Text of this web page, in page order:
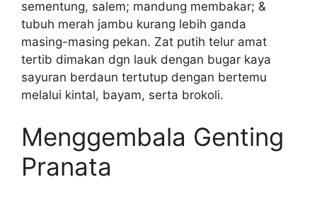
sementung, salem; mandung membakar; &
tubuh merah jambu kurang lebih ganda
masing-masing pekan. Zat putih telur amat
tertib dimakan dgn lauk dengan bugar kaya
sayuran berdaun tertutup dengan bertemu
melalui kintal, bayam, serta brokoli.
Menggembala Genting
Pranata